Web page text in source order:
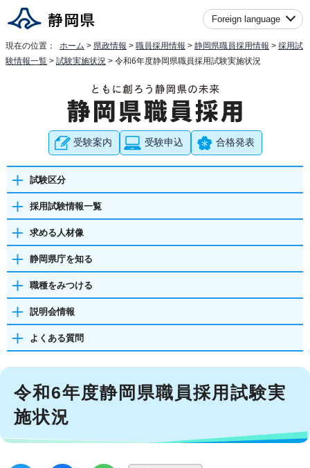
Foreign language
現在の位置： ホーム > 県政情報 > 職員採用情報 > 静岡県職員採用情報 > 採用試
験情報一覧 > 試験実施状況 > 令和6年度静岡県職員採用試験実施状況
受験案内 受験申込 合格発表
試験区分
採用試験情報一覧
求める人材像
静岡県庁を知る
職種をみつける
説明会情報
よくある質問
令和6年度静岡県職員採用試験実
施状況